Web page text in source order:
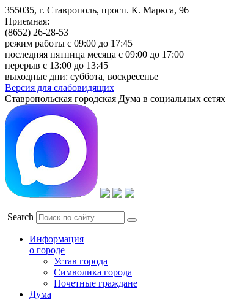
355035, г. Ставрополь, просп. К. Маркса, 96
Приемная:
(8652) 26-28-53
режим работы с 09:00 до 17:45
последняя пятница месяца с 09:00 до 17:00
перерыв с 13:00 до 13:45
выходные дни: суббота, воскресенье
Версия для слабовидящих
Ставропольская городская Дума в социальных сетях
Search
Информация
о городе
Устав города
Символика города
Почетные граждане
Дума